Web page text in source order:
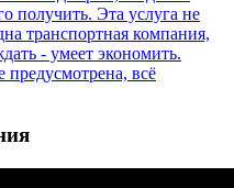
получить. Эта услуга не
транспортная компания,
- умеет экономить.
предусмотрена, всё